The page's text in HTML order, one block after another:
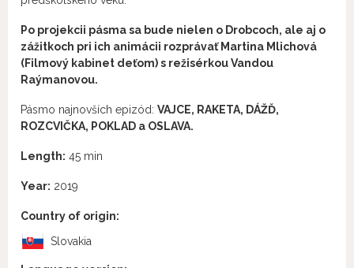
Po projekcii pásma sa bude nielen o Drobcoch, ale aj o
zážitkoch pri ich animácii rozprávať Martina Mlichová
(Filmový kabinet deťom) s režisérkou Vandou
Raýmanovou.
Pásmo najnovších epizód: VAJCE, RAKETA, DÁŽĎ,
ROZCVIČKA, POKLAD a OSLAVA.
Length: 45 min
Year: 2019
Country of origin:
Slovakia